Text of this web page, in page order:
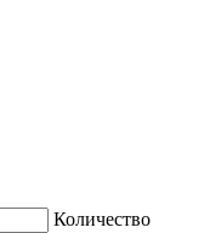
Количество